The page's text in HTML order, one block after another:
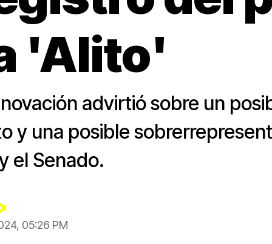
'Alito'
advirtió sobre un
y una posible
el Senado.
05:26 PM